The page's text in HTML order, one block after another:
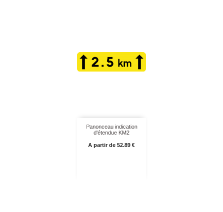
Panonceau indication
d'étendue KM2
Prix
A partir de 52.89 €